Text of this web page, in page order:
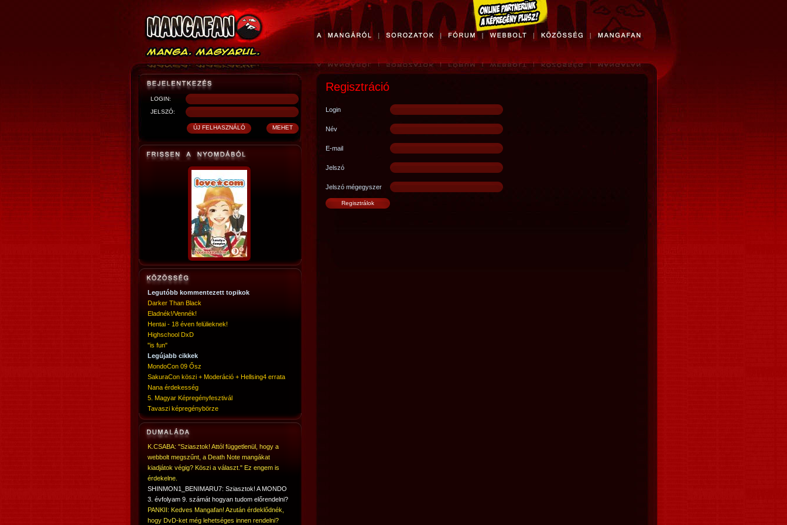
LOGIN:
JELSZÓ:
Legutóbb kommentezett topikok
Darker Than Black
Eladnék!/Vennék!
Hentai - 18 éven felülieknek!
Highschool DxD
"is fun"
Legújabb cikkek
MondoCon 09 Ősz
SakuraCon köszi + Moderáció + Hellsing4 errata
Nana érdekesség
5. Magyar Képregényfesztivál
Tavaszi képregénybörze
K.CSABA: "Sziasztok! Attól függetlenül, hogy a
webbolt megszűnt, a Death Note mangákat
kiadjátok végig? Köszi a választ." Ez engem is
érdekelne.
SHINMON1_BENIMARU7: Sziasztok! A MONDO
3. évfolyam 9. számát hogyan tudom előrendelni?
PANKII: Kedves Mangafan! Azután érdeklődnék,
hogy DvD-ket még lehetséges innen rendelni?
Regisztráció
Login
Név
E-mail
Jelszó
Jelszó mégegyszer